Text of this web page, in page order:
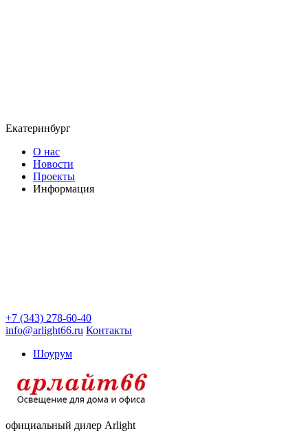
Екатеринбург
О нас
Новости
Проекты
Информация
+7 (343) 278-60-40
info@arlight66.ru Контакты
Шоурум
официальный дилер Arlight